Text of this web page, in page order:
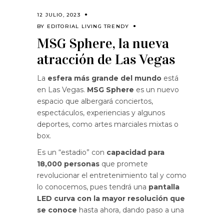
12 JULIO, 2023
BY EDITORIAL LIVING TRENDY
MSG Sphere, la nueva
atracción de Las Vegas
La esfera más grande del mundo está
en Las Vegas. MSG Sphere es un nuevo
espacio que albergará conciertos,
espectáculos, experiencias y algunos
deportes, como artes marciales mixtas o
box.
Es un “estadio” con capacidad para
18,000 personas que promete
revolucionar el entretenimiento tal y como
lo conocemos, pues tendrá una pantalla
LED curva con la mayor resolución que
se conoce hasta ahora, dando paso a una